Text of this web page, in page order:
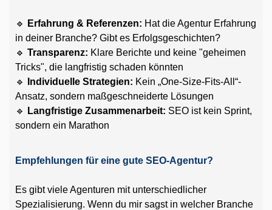
🔹 Erfahrung & Referenzen: Hat die Agentur Erfahrung
in deiner Branche? Gibt es Erfolgsgeschichten?
🔹 Transparenz: Klare Berichte und keine "geheimen
Tricks", die langfristig schaden könnten
🔹
Individuelle Strategien: Kein „One-Size-Fits-All“-
Ansatz, sondern maßgeschneiderte Lösungen
🔹
Langfristige Zusammenarbeit: SEO ist kein Sprint,
sondern ein Marathon
Empfehlungen für eine gute SEO-Agentur?
Es gibt viele Agenturen mit unterschiedlicher
Spezialisierung. Wenn du mir sagst in welcher Branche